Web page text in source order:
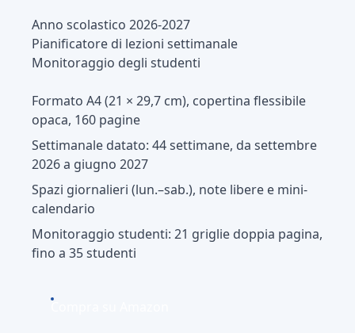
Anno scolastico 2026-2027
Pianificatore di lezioni settimanale
Monitoraggio degli studenti
Formato A4 (21 × 29,7 cm), copertina flessibile
opaca, 160 pagine
Settimanale datato: 44 settimane, da settembre
2026 a giugno 2027
Spazi giornalieri (lun.–sab.), note libere e mini-
calendario
Monitoraggio studenti: 21 griglie doppia pagina,
fino a 35 studenti
Compra su Amazon